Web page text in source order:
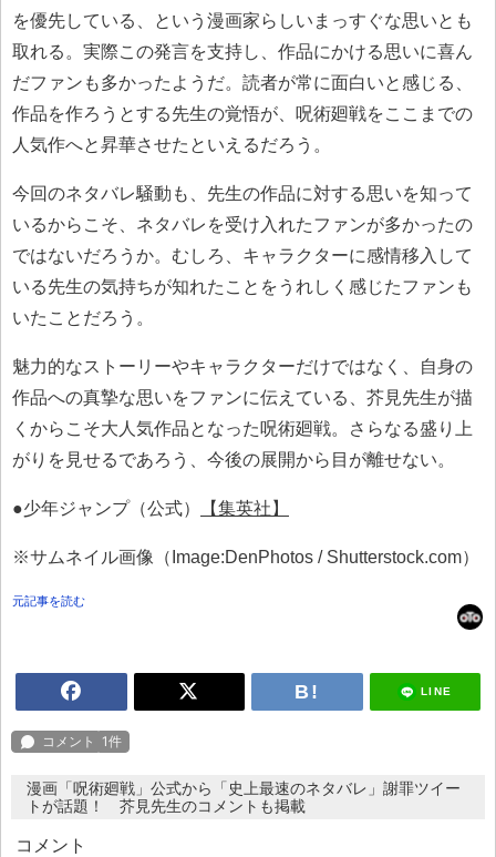
を優先している、という漫画家らしいまっすぐな思いとも
取れる。実際この発言を支持し、作品にかける思いに喜ん
だファンも多かったようだ。読者が常に面白いと感じる、
作品を作ろうとする先生の覚悟が、呪術廻戦をここまでの
人気作へと昇華させたといえるだろう。
今回のネタバレ騒動も、先生の作品に対する思いを知って
いるからこそ、ネタバレを受け入れたファンが多かったの
ではないだろうか。むしろ、キャラクターに感情移入して
いる先生の気持ちが知れたことをうれしく感じたファンも
いたことだろう。
魅力的なストーリーやキャラクターだけではなく、自身の
作品への真摯な思いをファンに伝えている、芥見先生が描
くからこそ大人気作品となった呪術廻戦。さらなる盛り上
がりを見せるであろう、今後の展開から目が離せない。
●少年ジャンプ（公式） 【集英社】
※サムネイル画像（Image:DenPhotos / Shutterstock.com）
元記事を読む
LINE
漫画「呪術廻戦」公式から「史上最速のネタバレ」謝罪ツイー
トが話題！ 芥見先生のコメントも掲載